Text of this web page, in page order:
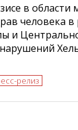
в области
человека в
и
релиз